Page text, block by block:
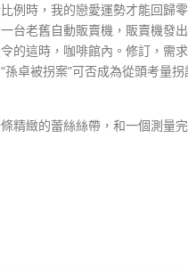
例時，我的戀愛運勢才能回歸
台老舊自動販賣機，販賣機發
的這時，咖啡館內。修訂，需
孫卓被拐案”可否成為從頭考量
精緻的蕾絲絲帶，和一個測量